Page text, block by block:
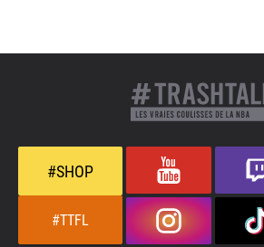
#SHOP
#TTFL